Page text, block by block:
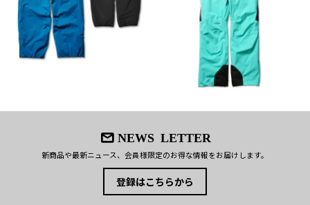
NEWS LETTER
新商品や最新ニュース、会員様限定のお得な情報をお届けします。
登録はこちらから